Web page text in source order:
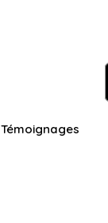
Témoignages